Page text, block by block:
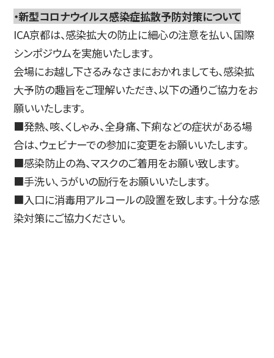
・新型コロナウイルス感染症拡散予防対策について
ICA京都は、感染拡⼤の防⽌に細⼼の注意を払い、国際
シンポジウムを実施いたします。
会場にお越し下さるみなさまにおかれましても、感染拡
⼤予防の趣旨をご理解いただき、以下の通りご協⼒をお
願いいたします。
■発熱、咳、くしゃみ、全⾝痛、下痢などの症状がある場
合は、ウェビナーでの参加に変更をお願いいたします。
■感染防⽌の為、マスクのご着⽤をお願い致します。
■⼿洗い、うがいの励⾏をお願いいたします。
■⼊⼝に消毒⽤アルコールの設置を致します。⼗分な感
染対策にご協⼒ください。